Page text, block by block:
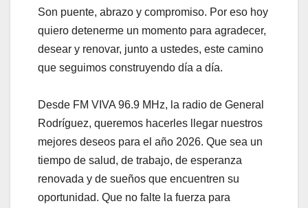
Son puente, abrazo y compromiso. Por eso hoy
quiero detenerme un momento para agradecer,
desear y renovar, junto a ustedes, este camino
que seguimos construyendo día a día.
Desde FM VIVA 96.9 MHz, la radio de General
Rodríguez, queremos hacerles llegar nuestros
mejores deseos para el año 2026. Que sea un
tiempo de salud, de trabajo, de esperanza
renovada y de sueños que encuentren su
oportunidad. Que no falte la fuerza para